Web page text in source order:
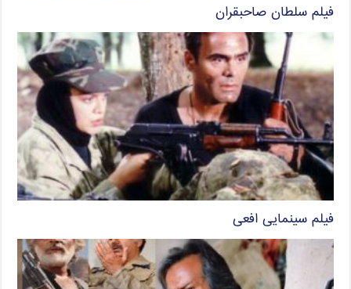
فیلم سلطان صاحبقران
فیلم سینمایی افعی